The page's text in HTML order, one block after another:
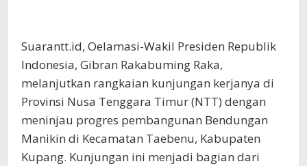
Suarantt.id, Oelamasi-Wakil Presiden Republik
Indonesia, Gibran Rakabuming Raka,
melanjutkan rangkaian kunjungan kerjanya di
Provinsi Nusa Tenggara Timur (NTT) dengan
meninjau progres pembangunan Bendungan
Manikin di Kecamatan Taebenu, Kabupaten
Kupang. Kunjungan ini menjadi bagian dari